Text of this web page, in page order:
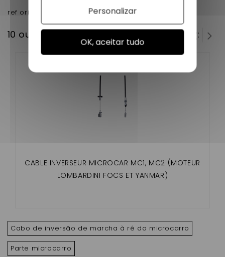
ref origine RO160622
10 outros produtos na mesma categoria:
CABLE INVERSEUR MICROCAR MC1, MC2 (MOTEUR
LOMBARDINI FOCS ET YANMAR)
Cabo de inversão de marcha à ré do microcarro
Parte microcarro
OK, aceitar tudo
Personalizar